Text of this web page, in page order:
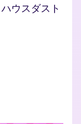
ウスダスト